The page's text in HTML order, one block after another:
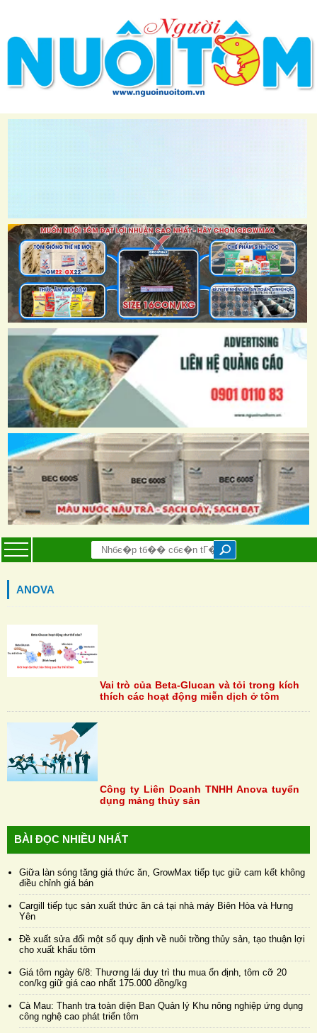
ANOVA
Vai trò của Beta-Glucan và tỏi trong kích
thích các hoạt động miễn dịch ở tôm
Công ty Liên Doanh TNHH Anova tuyển
dụng mảng thủy sản
BÀI ĐỌC NHIỀU NHẤT
Giữa làn sóng tăng giá thức ăn, GrowMax tiếp tục giữ cam kết không
điều chỉnh giá bán
Cargill tiếp tục sản xuất thức ăn cá tại nhà máy Biên Hòa và Hưng
Yên
Đề xuất sửa đổi một số quy định về nuôi trồng thủy sản, tạo thuận lợi
cho xuất khẩu tôm
Giá tôm ngày 6/8: Thương lái duy trì thu mua ổn định, tôm cỡ 20
con/kg giữ giá cao nhất 175.000 đồng/kg
Cà Mau: Thanh tra toàn diện Ban Quản lý Khu nông nghiệp ứng dụng
công nghệ cao phát triển tôm